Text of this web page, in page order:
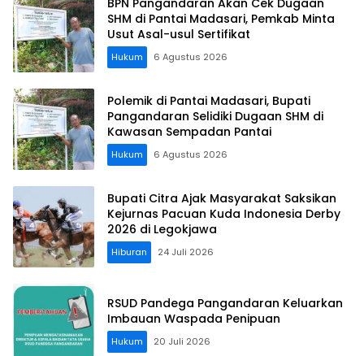
SHM di Pantai Madasari, Pemkab Minta
Usut Asal-usul Sertifikat
Hukum 6 Agustus 2026
Polemik di Pantai Madasari, Bupati
Pangandaran Selidiki Dugaan SHM di
Kawasan Sempadan Pantai
Hukum 6 Agustus 2026
Bupati Citra Ajak Masyarakat Saksikan
Kejurnas Pacuan Kuda Indonesia Derby
2026 di Legokjawa
Hiburan 24 Juli 2026
RSUD Pandega Pangandaran Keluarkan
Imbauan Waspada Penipuan
Hukum 20 Juli 2026